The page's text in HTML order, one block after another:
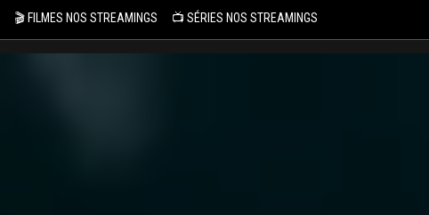
🎬 FILMES NOS STREAMINGS 📺 SÉRIES NOS STREAMINGS